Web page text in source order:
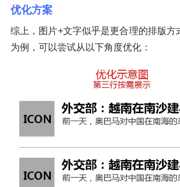
优化方案
综上，图片+文字似乎是更合理的排版方
为例，可以尝试从以下角度优化：